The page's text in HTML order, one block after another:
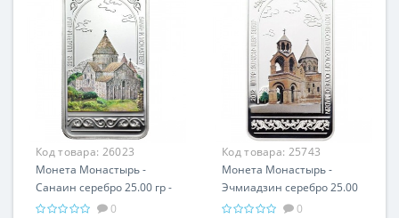
Код товара: 26023
Монета Монастырь -
Санаин серебро 25.00 гр -
православный подарок
0
Код товара: 25743
Монета Монастырь -
Эчмиадзин серебро 25.00
гр - православный
0